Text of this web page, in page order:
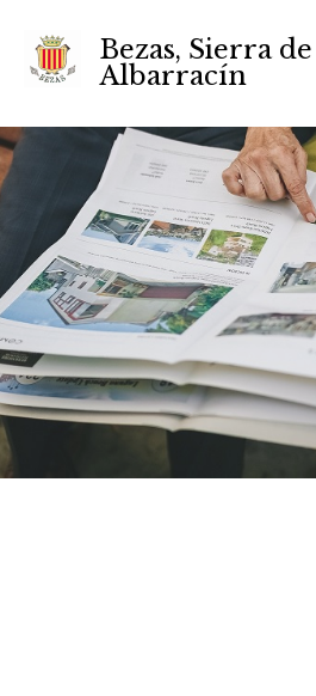
Bezas, Sierra de
Albarracín